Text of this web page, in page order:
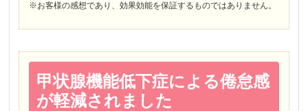
※お客様の感想であり、効果効能を保証するものではありません。
甲状腺機能低下症による倦怠感
が軽減されました